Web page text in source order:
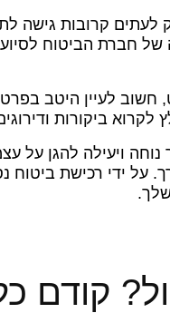
של חברת הביטוח
חשוב לעיין היטב
לקרוא ביקורות
נוחה ויעילה להגן
על ידי רכישת
קודם